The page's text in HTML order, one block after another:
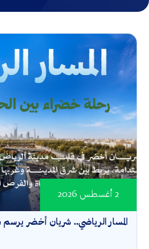
المسار الرياضي.. شريان أخضر
2 أغسطس 2026